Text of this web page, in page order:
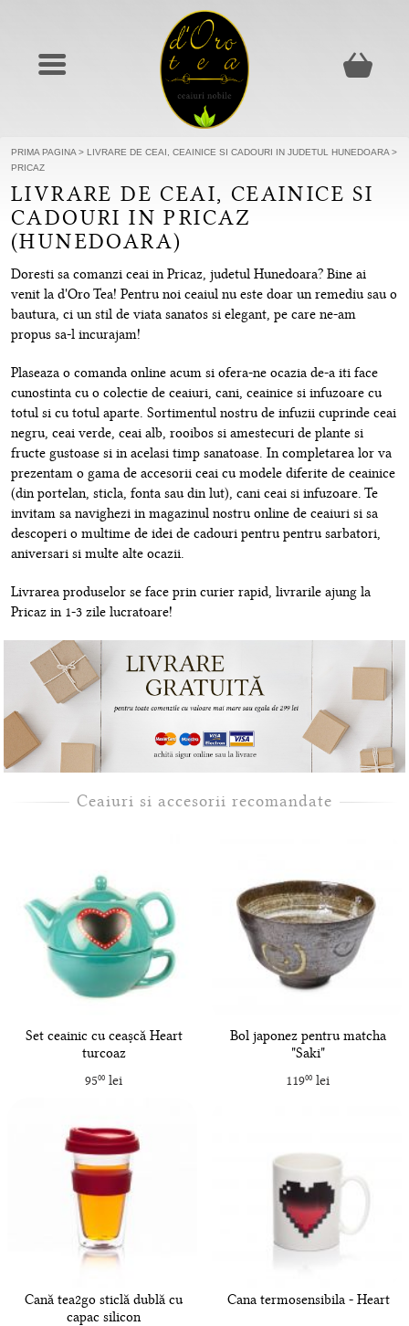
PRIMA PAGINA > LIVRARE DE CEAI, CEAINICE SI CADOURI IN JUDETUL HUNEDOARA >
PRICAZ
LIVRARE DE CEAI, CEAINICE SI
CADOURI IN PRICAZ
(HUNEDOARA)
Doresti sa comanzi ceai in Pricaz, judetul Hunedoara? Bine ai
venit la d'Oro Tea! Pentru noi ceaiul nu este doar un remediu sau o
bautura, ci un stil de viata sanatos si elegant, pe care ne-am
propus sa-l incurajam!
Plaseaza o comanda online acum si ofera-ne ocazia de-a iti face
cunostinta cu o colectie de ceaiuri, cani, ceainice si infuzoare cu
totul si cu totul aparte. Sortimentul nostru de infuzii cuprinde ceai
negru, ceai verde, ceai alb, rooibos si amestecuri de plante si
fructe gustoase si in acelasi timp sanatoase. In completarea lor va
prezentam o gama de accesorii ceai cu modele diferite de ceainice
(din portelan, sticla, fonta sau din lut), cani ceai si infuzoare. Te
invitam sa navighezi in magazinul nostru online de ceaiuri si sa
descoperi o multime de idei de cadouri pentru pentru sarbatori,
aniversari si multe alte ocazii.
Livrarea produselor se face prin curier rapid, livrarile ajung la
Pricaz in 1-3 zile lucratoare!
Ceaiuri si accesorii recomandate
Set ceainic cu ceașcă Heart
turcoaz
9500lei
Bol japonez pentru matcha
"Saki"
11900 lei
Cană tea2go sticlă dublă cu
capac silicon
Cana termosensibila - Heart